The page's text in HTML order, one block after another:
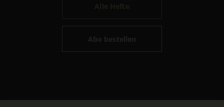
Abo bestellen